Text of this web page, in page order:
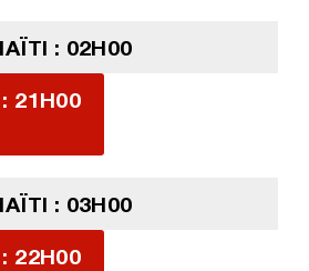
: 02H00
21H00
: 03H00
22H00